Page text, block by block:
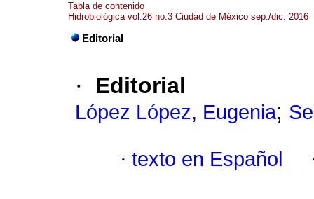
Tabla de contenido
Hidrobiológica vol.26 no.3 Ciudad de México sep./dic. 2016
Editorial
· Editorial
López López, Eugenia;
· texto en Español